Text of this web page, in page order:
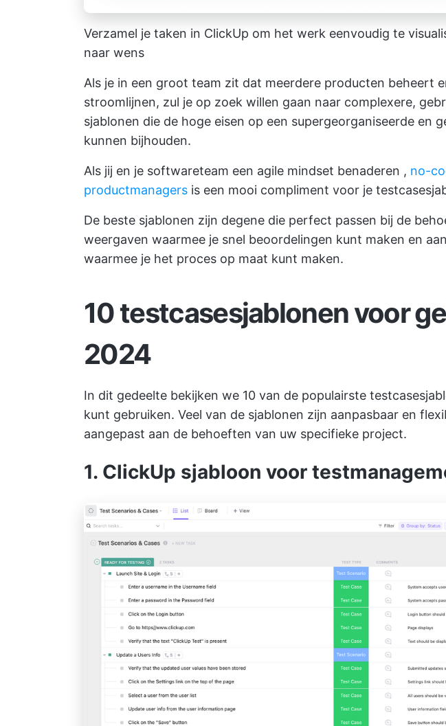
Verzamel je taken in ClickUp om het werk eenvoudig te
naar wens
Als je in een groot team zit dat meerdere producten beheert
stroomlijnen, zul je op zoek willen gaan naar complexere,
sjablonen die de hoge eisen op een supergeorganiseerde en
kunnen bijhouden.
Als jij en je softwareteam een agile mindset benaderen , no-
productmanagers is een mooi compliment voor je
De beste sjablonen zijn degene die perfect passen bij de
weergaven waarmee je snel beoordelingen kunt maken en
waarmee je het proces op maat kunt maken.
10 testcasesjablonen voor
2024
In dit gedeelte bekijken we 10 van de populairste
kunt gebruiken. Veel van de sjablonen zijn aanpasbaar en
aangepast aan de behoeften van uw specifieke project.
1. ClickUp sjabloon voor